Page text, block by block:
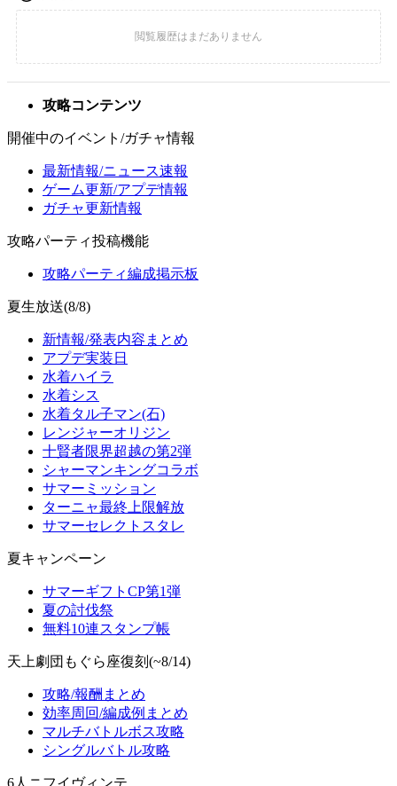
攻略コンテンツ
開催中のイベント/ガチャ情報
最新情報/ニュース速報
ゲーム更新/アプデ情報
ガチャ更新情報
攻略パーティ投稿機能
攻略パーティ編成掲示板
夏生放送(8/8)
新情報/発表内容まとめ
アプデ実装日
水着ハイラ
水着シス
水着タル子マン(石)
レンジャーオリジン
十賢者限界超越の第2弾
シャーマンキングコラボ
サマーミッション
ターニャ最終上限解放
サマーセレクトスタレ
夏キャンペーン
サマーギフトCP第1弾
夏の討伐祭
無料10連スタンプ帳
天上劇団もぐら座復刻(~8/14)
攻略/報酬まとめ
効率周回/編成例まとめ
マルチバトルボス攻略
シングルバトル攻略
6人ニフイヴィンテ